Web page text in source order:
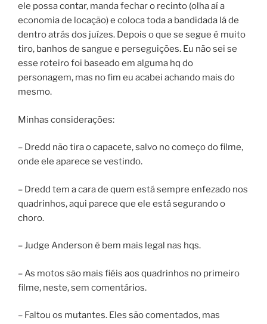
ele possa contar, manda fechar o recinto (olha aí a
economia de locação) e coloca toda a bandidada lá de
dentro atrás dos juízes. Depois o que se segue é muito
tiro, banhos de sangue e perseguições. Eu não sei se
esse roteiro foi baseado em alguma hq do
personagem, mas no fim eu acabei achando mais do
mesmo.
Minhas considerações:
– Dredd não tira o capacete, salvo no começo do filme,
onde ele aparece se vestindo.
– Dredd tem a cara de quem está sempre enfezado nos
quadrinhos, aqui parece que ele está segurando o
choro.
– Judge Anderson é bem mais legal nas hqs.
– As motos são mais fiéis aos quadrinhos no primeiro
filme, neste, sem comentários.
– Faltou os mutantes. Eles são comentados, mas